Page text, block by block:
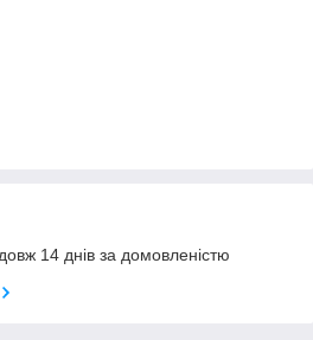
14 днів за домовленістю